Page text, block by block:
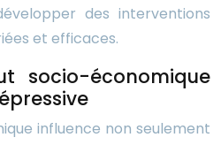
des interventions
et efficaces.
socio-économique
influence non seulement